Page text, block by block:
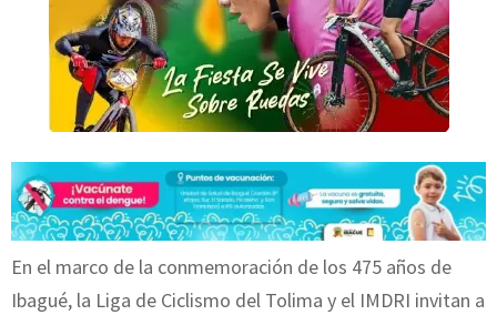
En el marco de la conmemoración de los 475 años de
Ibagué, la Liga de Ciclismo del Tolima y el IMDRI invitan a